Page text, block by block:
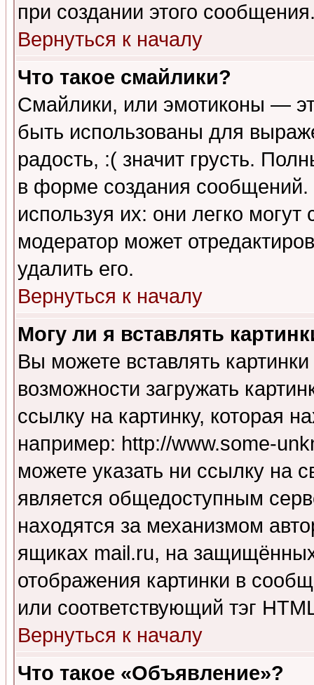
при создании этого
Вернуться к началу
Что такое смайлики?
Смайлики, или эмотиконы —
быть использованы для
радость, :( значит грусть.
в форме создания сообщений.
используя их: они легко
модератор может
удалить его.
Вернуться к началу
Могу ли я вставлять
Вы можете вставлять
возможности загружать
ссылку на картинку, которая
например: http://www.some-
можете указать ни ссылку на
является общедоступным
находятся за механизмом
ящиках mail.ru, на
отображения картинки в
или соответствующий тэг
Вернуться к началу
Что такое «Объявление»?